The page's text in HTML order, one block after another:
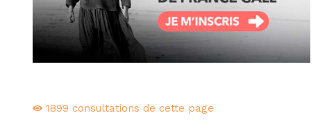
1899 consultations de cette page